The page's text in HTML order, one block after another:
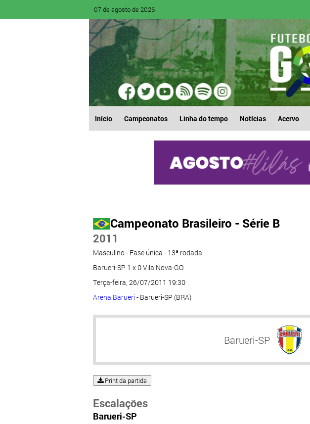
07 de agosto de 2026
Início Campeonatos Linha do tempo Notícias Acervo
Campeonato Brasileiro - Série B
2011
Masculino - Fase única - 13ª rodada
Barueri-SP 1 x 0 Vila Nova-GO
Terça-feira, 26/07/2011 19:30
Arena Barueri - Barueri-SP (BRA)
Barueri-SP
Print da partida
Escalações
Barueri-SP